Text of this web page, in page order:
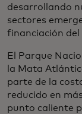
desarrollando
sectores
financiación del
El Parque
la Mata
parte de la
reducido en
punto caliente